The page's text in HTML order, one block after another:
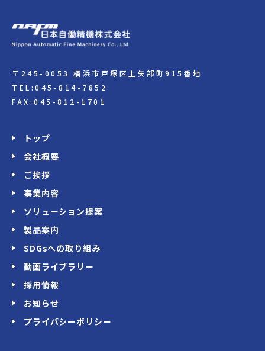
〒245-0053 横浜市戸塚区上矢部町915番地
TEL:045-814-7852
FAX:045-812-1701
トップ
会社概要
ご挨拶
事業内容
ソリューション提案
製品案内
SDGsへの取り組み
動画ライブラリー
採用情報
お知らせ
プライバシーポリシー